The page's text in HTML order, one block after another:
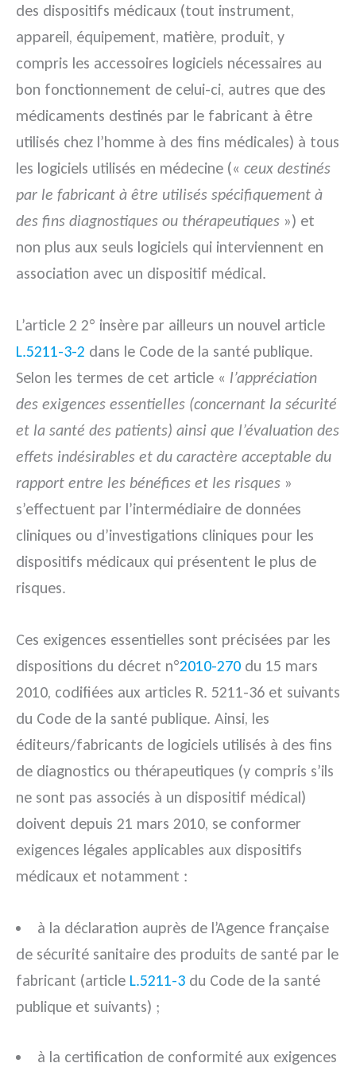
des dispositifs médicaux (tout instrument,
appareil, équipement, matière, produit, y
compris les accessoires logiciels nécessaires au
bon fonctionnement de celui-ci, autres que des
médicaments destinés par le fabricant à être
utilisés chez l’homme à des fins médicales) à tous
les logiciels utilisés en médecine (« ceux destinés
par le fabricant à être utilisés spécifiquement à
des fins diagnostiques ou thérapeutiques ») et
non plus aux seuls logiciels qui interviennent en
association avec un dispositif médical.
L’article 2 2° insère par ailleurs un nouvel article
L.5211-3-2 dans le Code de la santé publique.
Selon les termes de cet article « l’appréciation
des exigences essentielles (concernant la sécurité
et la santé des patients) ainsi que l’évaluation des
effets indésirables et du caractère acceptable du
rapport entre les bénéfices et les risques »
s’effectuent par l’intermédiaire de données
cliniques ou d’investigations cliniques pour les
dispositifs médicaux qui présentent le plus de
risques.
Ces exigences essentielles sont précisées par les
dispositions du décret n°2010-270 du 15 mars
2010, codifiées aux articles R. 5211-36 et suivants
du Code de la santé publique. Ainsi, les
éditeurs/fabricants de logiciels utilisés à des fins
de diagnostics ou thérapeutiques (y compris s’ils
ne sont pas associés à un dispositif médical)
doivent depuis 21 mars 2010, se conformer
exigences légales applicables aux dispositifs
médicaux et notamment :
à la déclaration auprès de l’Agence française
de sécurité sanitaire des produits de santé par le
fabricant (article L.5211-3 du Code de la santé
publique et suivants) ;
à la certification de conformité aux exigences